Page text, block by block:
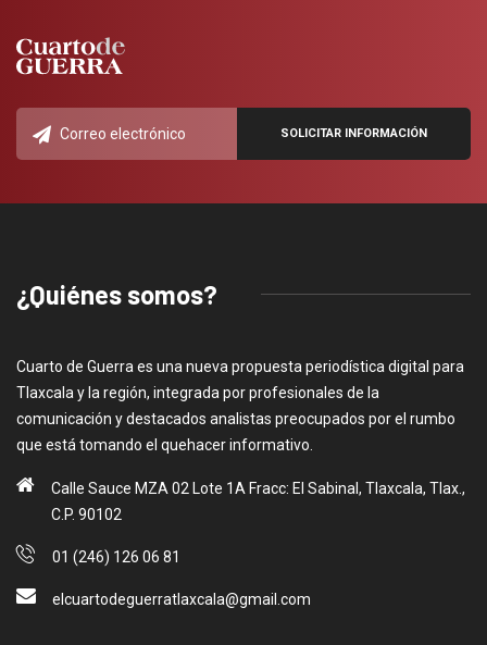
¿Quiénes somos?
Cuarto de Guerra es una nueva propuesta periodística digital para
Tlaxcala y la región, integrada por profesionales de la
comunicación y destacados analistas preocupados por el rumbo
que está tomando el quehacer informativo.
Calle Sauce MZA 02 Lote 1A Fracc: El Sabinal, Tlaxcala, Tlax.,
C.P. 90102
01 (246) 126 06 81
elcuartodeguerratlaxcala@gmail.com